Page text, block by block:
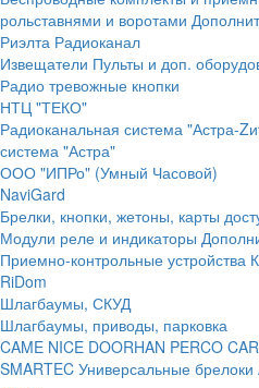
рольставнями и воротами
Риэлта Радиоканал
Извещатели Пульты и доп.
Радио тревожные кнопки
НТЦ "ТЕКО"
Радиоканальная система "Астра-
система "Астра"
ООО "ИПРо" (Умный Часовой)
NaviGard
Брелки, кнопки, жетоны, карты
Модули реле и индикаторы
Приемно-контрольные устройства
RiDom
Шлагбаумы, СКУД
Шлагбаумы, приводы, парковка
CAME NICE DOORHAN PERCO
SMARTEC Универсальные брелоки